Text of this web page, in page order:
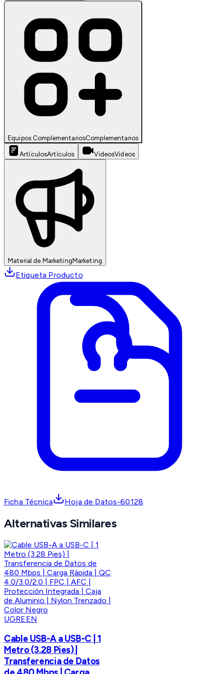
Equipos ComplementariosComplementarios
ArtículosArtículos VideosVideos
Material de MarketingMarketing
Etiqueta Producto
Ficha Técnica Hoja de Datos-60128
Alternativas Similares
UGREEN
Cable USB-A a USB-C | 1
Metro (3.28 Pies) |
Transferencia de Datos